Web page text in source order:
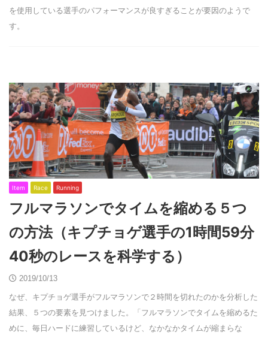
を使用している選手のパフォーマンスが良すぎることが要因のようで
す。
Item Race Running
フルマラソンでタイムを縮める５つ
の方法（キプチョゲ選手の1時間59分
40秒のレースを科学する）
2019/10/13
なぜ、キプチョゲ選手がフルマラソンで２時間を切れたのかを分析した
結果、５つの要素を見つけました。「フルマラソンでタイムを縮めるた
めに、毎日ハードに練習しているけど、なかなかタイムが縮まらな